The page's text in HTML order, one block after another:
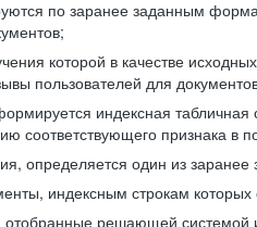
по заранее заданным
которой в качестве
пользователей для
индексная
соответствующего признака в
определяется один из
индексным строкам
решающей системой